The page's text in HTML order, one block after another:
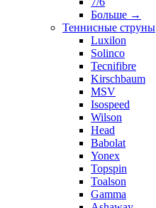
Больше →
Теннисные струны
Luxilon
Solinco
Tecnifibre
Kirschbaum
MSV
Isospeed
Wilson
Head
Babolat
Yonex
Topspin
Toalson
Gamma